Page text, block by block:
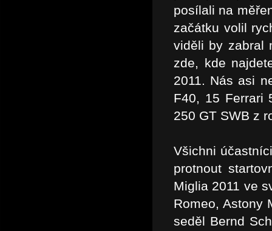
posílali na
začátku volil
viděli by zabral
zde, kde
2011. Nás asi
F40, 15 Ferrari
250 GT SWB z
Všichni
protnout
Miglia 2011 ve
Romeo, Astony
seděl Bernd